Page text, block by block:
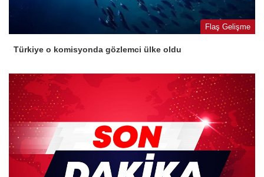
Flaş Gelişme
Türkiye o komisyonda gözlemci ülke oldu